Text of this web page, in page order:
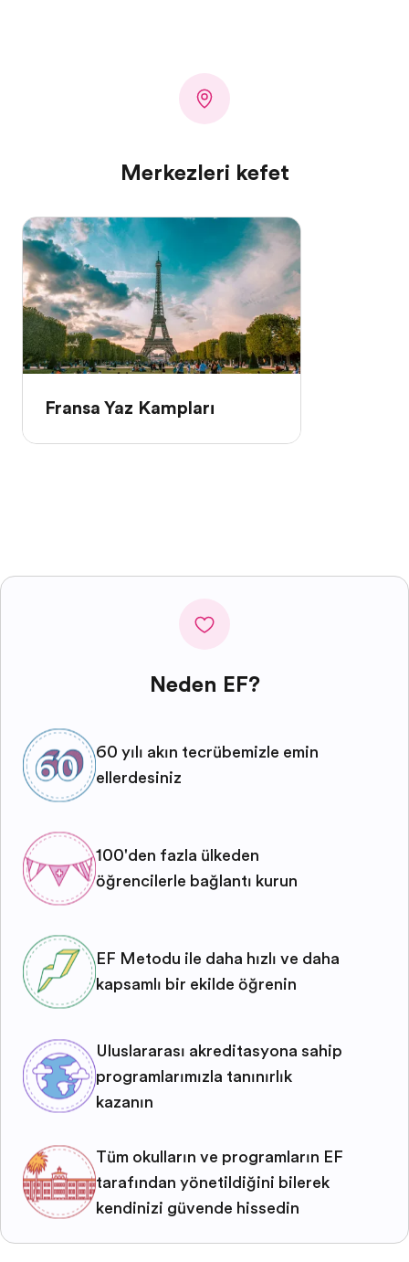
Merkezleri keşfet
Fransa Yaz Kampları
Neden EF?
60 yılı aşkın tecrübemizle emin
ellerdesiniz
100'den fazla ülkeden
öğrencilerle bağlantı kurun
EF Metodu ile daha hızlı ve daha
kapsamlı bir şekilde öğrenin
Uluslararası akreditasyona sahip
programlarımızla tanınırlık
kazanın
Tüm okulların ve programların EF
tarafından yönetildiğini bilerek
kendinizi güvende hissedin